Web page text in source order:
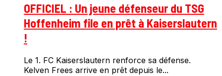
OFFICIEL : Un jeune défenseur du TSG
Hoffenheim file en prêt à Kaiserslautern
!
Le 1. FC Kaiserslautern renforce sa défense.
Kelven Frees arrive en prêt depuis le...